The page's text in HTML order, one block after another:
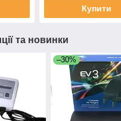
Купити
та новинки
–30%